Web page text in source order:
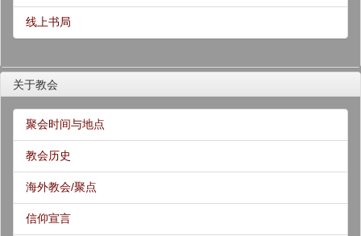
线上书局
关于教会
聚会时间与地点
教会历史
海外教会/聚点
信仰宣言